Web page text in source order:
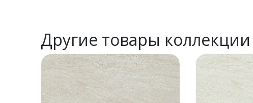
Другие товары коллекции